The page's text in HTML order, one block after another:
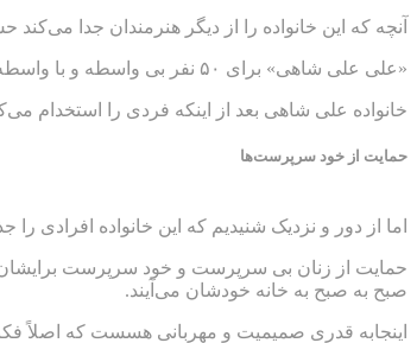
آنچه که این خانواده را از دیگر هنرمندان جدا
«علی علی شاهی» برای ۵۰ نفر بی واسطه و با واسطه اشتغال زایی کرده است. نکته جالب توجه اینکه درمدت ۲۰ سال حتی یک نفر از افرادی که در کار گاه «مهر باستان» مشغول به کار بوده‌اند اخراج نشده‌اند.
خانواده علی شاهی بعد از اینکه فردی را استخدام
حمایت از خود سرپرست‌ها
اما از دور و نزدیک شنیدیم که این خانواده
حمایت از زنان بی سرپرست و خود سرپرست برایشان
صبح به صبح به خانه خودشان می‌آیند.
اینجابه قدری صمیمیت و مهربانی هسست که اصلاً فکر